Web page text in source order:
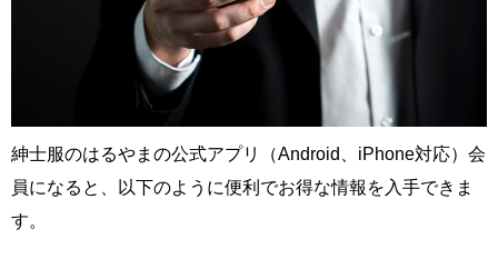
紳士服のはるやまの公式アプリ（Android、iPhone対応）会
員になると、以下のように便利でお得な情報を入手できま
す。